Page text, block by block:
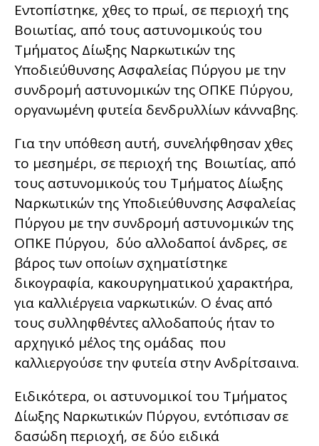
Εντοπίστηκε, χθες το πρωί, σε περιοχή της
Βοιωτίας, από τους αστυνομικούς του
Τμήματος Δίωξης Ναρκωτικών της
Υποδιεύθυνσης Ασφαλείας Πύργου με την
συνδρομή αστυνομικών της ΟΠΚΕ Πύργου,
οργανωμένη φυτεία δενδρυλλίων κάνναβης.
Για την υπόθεση αυτή, συνελήφθησαν χθες
το μεσημέρι, σε περιοχή της Βοιωτίας, από
τους αστυνομικούς του Τμήματος Δίωξης
Ναρκωτικών της Υποδιεύθυνσης Ασφαλείας
Πύργου με την συνδρομή αστυνομικών της
ΟΠΚΕ Πύργου, δύο αλλοδαποί άνδρες, σε
βάρος των οποίων σχηματίστηκε
δικογραφία, κακουργηματικού χαρακτήρα,
για καλλιέργεια ναρκωτικών. Ο ένας από
τους συλληφθέντες αλλοδαπούς ήταν το
αρχηγικό μέλος της ομάδας που
καλλιεργούσε την φυτεία στην Ανδρίτσαινα.
Ειδικότερα, οι αστυνομικοί του Τμήματος
Δίωξης Ναρκωτικών Πύργου, εντόπισαν σε
δασώδη περιοχή, σε δύο ειδικά